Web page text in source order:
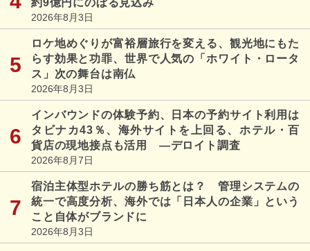
約9億円にのぼる見込み
2026年8月3日
ロケ地めぐりが富裕層旅行を変える、観光地にもた
らす効果と功罪、世界で人気の「ホワイト・ロータ
ス」次の舞台は南仏
2026年8月3日
インバウンドの体験予約、日本の予約サイト利用は
タビナカ43％、海外サイトを上回る、ホテル・百
貨店の現地接点も活用 ―デロイト調査
2026年8月7日
宿泊主体型ホテルの勝ち筋とは？ 管理システムの
統一で高度分析、海外では「日本人の企業」という
こと自体がブランドに
2026年8月3日